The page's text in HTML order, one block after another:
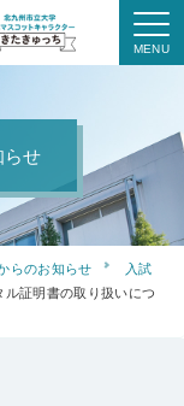
らせ
らのお知らせ
入試
証明書の取り扱いにつ